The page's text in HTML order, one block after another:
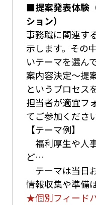
■提案発表体験
ション）
事務職に関連す
示します。その
いテーマを選ん
案内容決定～提
というプロセス
担当者が適宜フ
てご参加ください
【テーマ例】
福利厚生や人
ど…
テーマは当日
情報収集や準備
★個別フィード